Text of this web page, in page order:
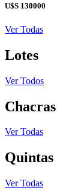
U$S 130000
Ver Todas
Lotes
Ver Todos
Chacras
Ver Todas
Quintas
Ver Todas